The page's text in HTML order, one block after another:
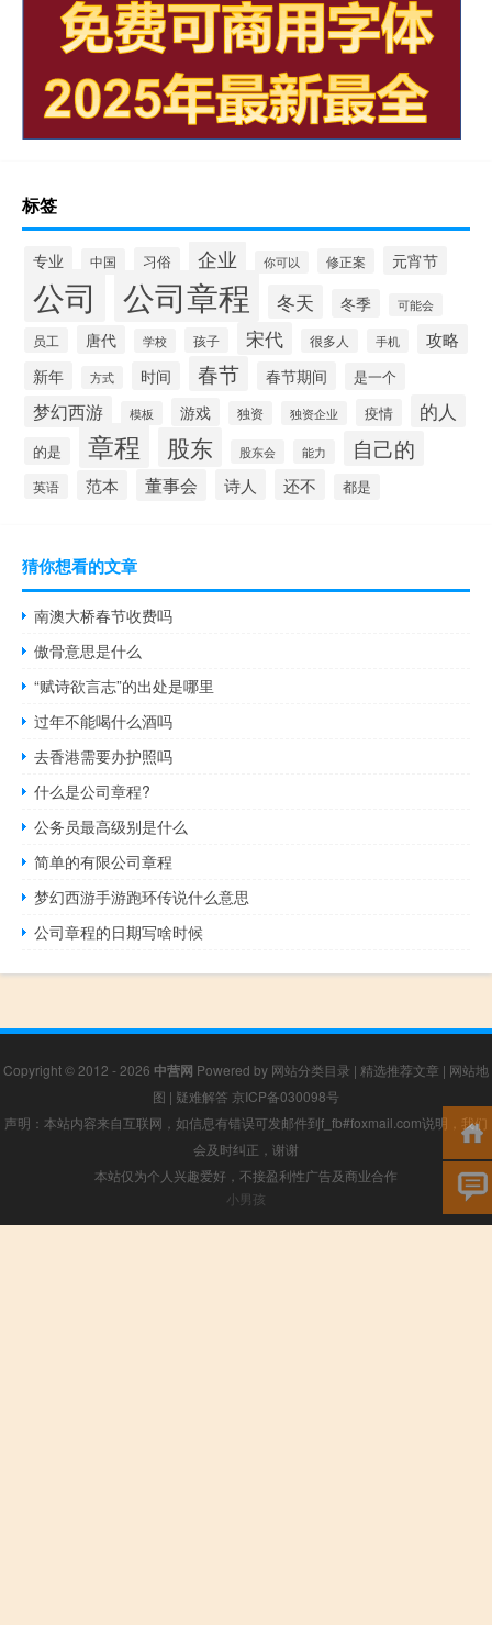
标签
专业 中国 习俗 企业 你可以 修正案 元宵节
公司 公司章程 冬天 冬季 可能会
员工 唐代 学校 孩子 宋代 很多人 手机 攻略
新年 方式 时间 春节 春节期间 是一个
梦幻西游 模板 游戏 独资 独资企业 疫情 的人
的是 章程 股东 股东会 能力 自己的
英语 范本 董事会 诗人 还不 都是
猜你想看的文章
南澳大桥春节收费吗
傲骨意思是什么
“赋诗欲言志”的出处是哪里
过年不能喝什么酒吗
去香港需要办护照吗
什么是公司章程?
公务员最高级别是什么
简单的有限公司章程
梦幻西游手游跑环传说什么意思
公司章程的日期写啥时候
Copyright © 2012 - 2026 中营网 Powered by 网站分类目录 | 精选推荐文章 | 网站地
图 | 疑难解答 京ICP备030098号
声明：本站内容来自互联网，如信息有错误可发邮件到f_fb#foxmail.com说明，我们
会及时纠正，谢谢
本站仅为个人兴趣爱好，不接盈利性广告及商业合作
小男孩